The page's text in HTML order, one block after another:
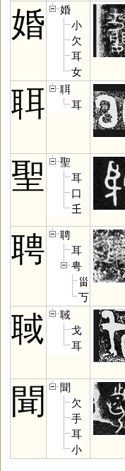
婚
婚
小
欠
耳
女
聑
聑
耳
聖
聖
耳
口
𡈼
聘
聘
耳
甹
甾
丂
聝
聝
戈
耳
聞
聞
欠
手
耳
小